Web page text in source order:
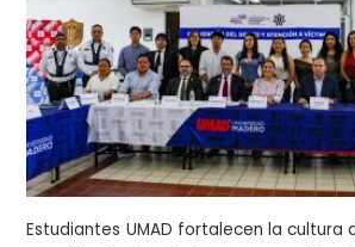
Estudiantes UMAD fortalecen la cultura